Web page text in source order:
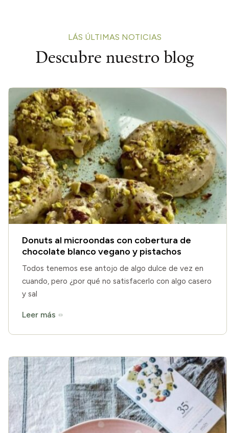
LÁS ÚLTIMAS NOTICIAS
Descubre nuestro blog
Donuts al microondas con cobertura de
chocolate blanco vegano y pistachos
Todos tenemos ese antojo de algo dulce de vez en
cuando, pero ¿por qué no satisfacerlo con algo casero
y sal
Leer más